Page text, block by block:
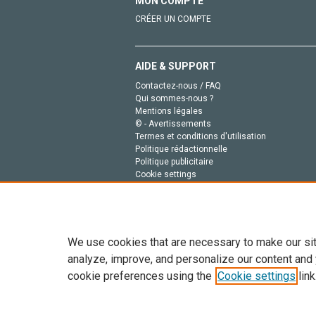
CRÉER UN COMPTE
AIDE & SUPPORT
Contactez-nous / FAQ
Qui sommes-nous ?
Mentions légales
© - Avertissements
Termes et conditions d'utilisation
Politique rédactionnelle
Politique publicitaire
Cookie settings
Tout le contenu de ce site: Copyright © 2026
de données, a la formation en IA et aux
We use cookies that are necessary to make our
analyze, improve, and personalize our content
cookie preferences using the Cookie settings